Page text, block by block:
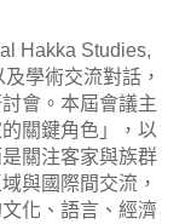
Hakka Studies,
學術交流對話，
會。本屆會議主
關鍵角色」，以
關注客家與族群
與國際間交流，
化、語言、經濟